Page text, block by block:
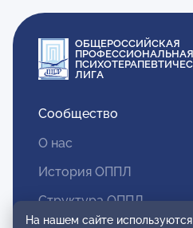
ОБЩЕРОССИЙСКАЯ
ПРОФЕССИОНАЛЬНАЯ
ЛИГА
Сообщество
О нас
История ОППЛ
Структура ОППЛ
На нашем сайте